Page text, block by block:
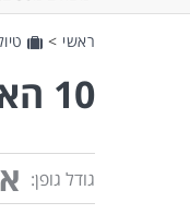
ראשי >
10 האיים המדהימים של אפריקה
גודל גופן: א